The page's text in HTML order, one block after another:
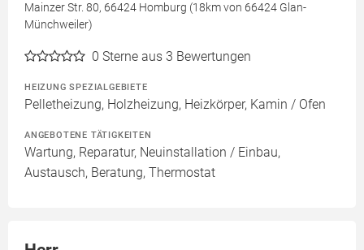
Mainzer Str. 80, 66424 Homburg (18km von 66424 Glan-
Münchweiler)
0 Sterne aus 3 Bewertungen
HEIZUNG SPEZIALGEBIETE
Pelletheizung, Holzheizung, Heizkörper, Kamin / Ofen
ANGEBOTENE TÄTIGKEITEN
Wartung, Reparatur, Neuinstallation / Einbau,
Austausch, Beratung, Thermostat